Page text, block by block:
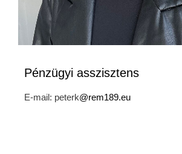
Pénzügyi asszisztens
E-mail: peterk@rem189.eu